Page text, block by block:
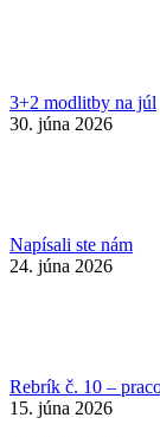
3+2 modlitby na júl
30. júna 2026
Napísali ste nám
24. júna 2026
Rebrík č. 10 –
15. júna 2026